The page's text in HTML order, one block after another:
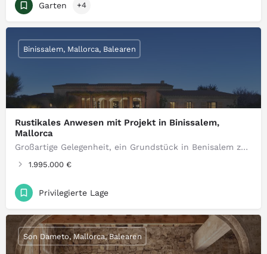
Garten +4
Rustikales Anwesen mit Projekt in Binissalem,
Mallorca
Großartige Gelegenheit, ein Grundstück in Benisalem zu erwerben. Stadtgrundstück zum Verkauf in der charmanten Gegend von Benisalem…
1.995.000 €
Binissalem, Mallorca, Balearen
Privilegierte Lage
Son Dameto, Mallorca, Balearen